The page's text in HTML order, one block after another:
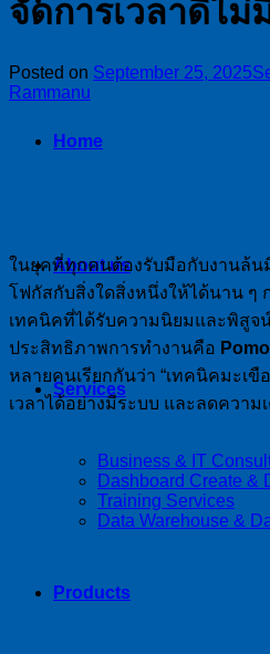
Home
About us
Services
Business & IT
Dashboard Create &
Training Services
Data Warehouse &
Products
จัดการเวลาดีไม่
Posted on September 25, 2025
Rammanu
ในยุคที่ทุกคนต้องรับมือกับงานล้น
โฟกัสกับสิ่งใดสิ่งหนึ่งให้ได้นาน ๆ
เทคนิคที่ได้รับความนิยมและพิสูจ
ประสิทธิภาพการทำงานคือ
หลายคนเรียกกันว่า “เทคนิคมะเขื
เวลาได้อย่างมีระบบ และลดความ